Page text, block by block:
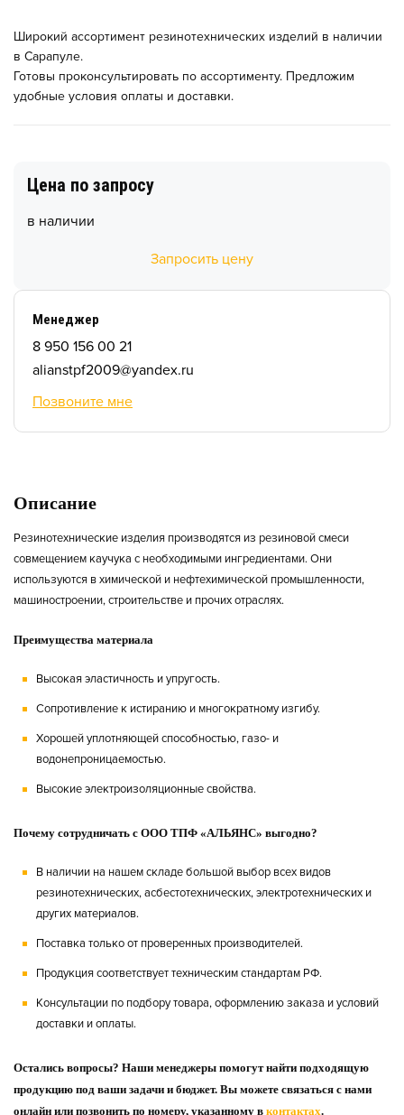
Широкий ассортимент резинотехнических изделий в наличии
в Сарапуле.
Готовы проконсультировать по ассортименту. Предложим
удобные условия оплаты и доставки.
Цена по запросу
в наличии
Запросить цену
Менеджер
8 950 156 00 21
alianstpf2009@yandex.ru
Позвоните мне
Описание
Резинотехнические изделия производятся из резиновой смеси
совмещением каучука с необходимыми ингредиентами. Они
используются в химической и нефтехимической промышленности,
машиностроении, строительстве и прочих отраслях.
Преимущества материала
Высокая эластичность и упругость.
Сопротивление к истиранию и многократному изгибу.
Хорошей уплотняющей способностью, газо- и
водонепроницаемостью.
Высокие электроизоляционные свойства.
Почему сотрудничать с ООО ТПФ «АЛЬЯНС» выгодно?
В наличии на нашем складе большой выбор всех видов
резинотехнических, асбестотехнических, электротехнических и
других материалов.
Поставка только от проверенных производителей.
Продукция соответствует техническим стандартам РФ.
Консультации по подбору товара, оформлению заказа и условий
доставки и оплаты.
Остались вопросы? Наши менеджеры помогут найти подходящую
продукцию под ваши задачи и бюджет. Вы можете связаться с нами
онлайн или позвонить по номеру, указанному в контактах.